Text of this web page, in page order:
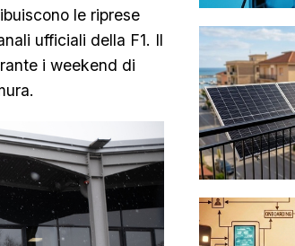
le riprese
ufficiali della F1. Il
i weekend di